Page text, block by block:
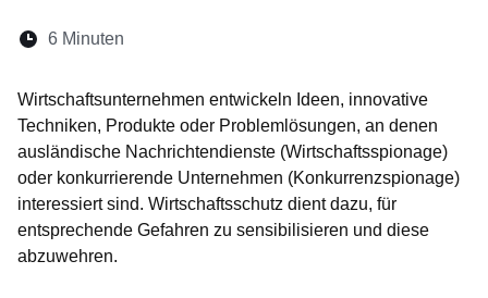
Lesedauer:
6 Minuten
Wirtschaftsunternehmen entwickeln Ideen, innovative
Techniken, Produkte oder Problemlösungen, an denen
ausländische Nachrichtendienste (Wirtschaftsspionage)
oder konkurrierende Unternehmen (Konkurrenzspionage)
interessiert sind. Wirtschaftsschutz dient dazu, für
entsprechende Gefahren zu sensibilisieren und diese
abzuwehren.